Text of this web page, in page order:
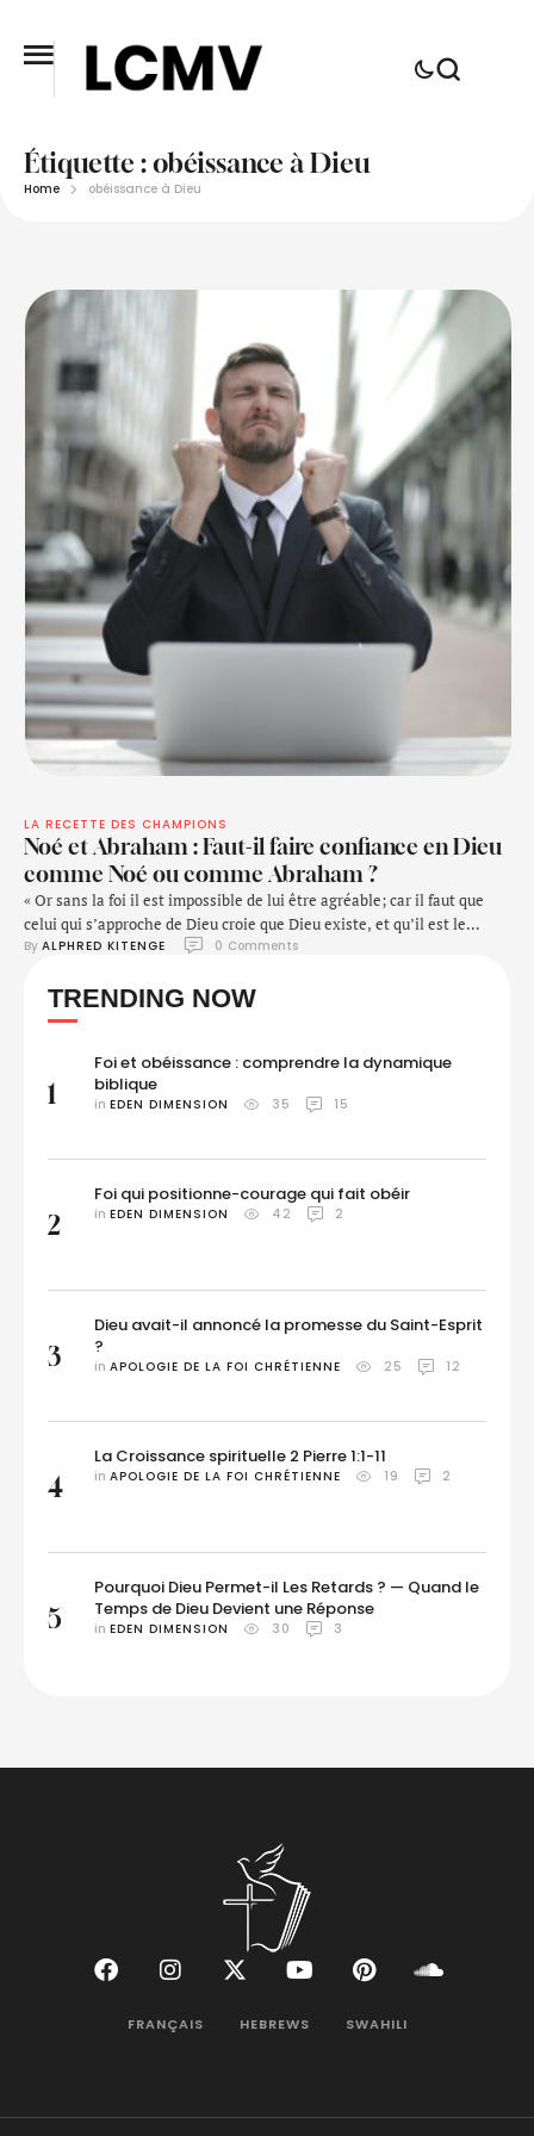
Étiquette :obéissance à Dieu
Home obéissance à Dieu
LA RECETTE DES CHAMPIONS
Noé et Abraham : Faut-il faire confiance en Dieu
comme Noé ou comme Abraham ?
« Or sans la foi il est impossible de lui être agréable; car il faut que
celui qui s’approche de Dieu croie que Dieu existe, et qu’il est le
rémunérateur de ceux qui le cherchent. » (Hébreux 11:6)
By ALPHRED KITENGE 0 Comments
TRENDING NOW
1
Foi et obéissance : comprendre la dynamique
biblique
in EDEN DIMENSION 35 15
2
Foi qui positionne-courage qui fait obéir
in EDEN DIMENSION 42 2
3
Dieu avait-il annoncé la promesse du Saint-Esprit
?
in APOLOGIE DE LA FOI CHRÉTIENNE 25 12
4
La Croissance spirituelle 2 Pierre 1:1-11
in APOLOGIE DE LA FOI CHRÉTIENNE 19 2
5
Pourquoi Dieu Permet-il Les Retards ? — Quand le
Temps de Dieu Devient une Réponse
in EDEN DIMENSION 30 3
FRANÇAIS HEBREWS SWAHILI